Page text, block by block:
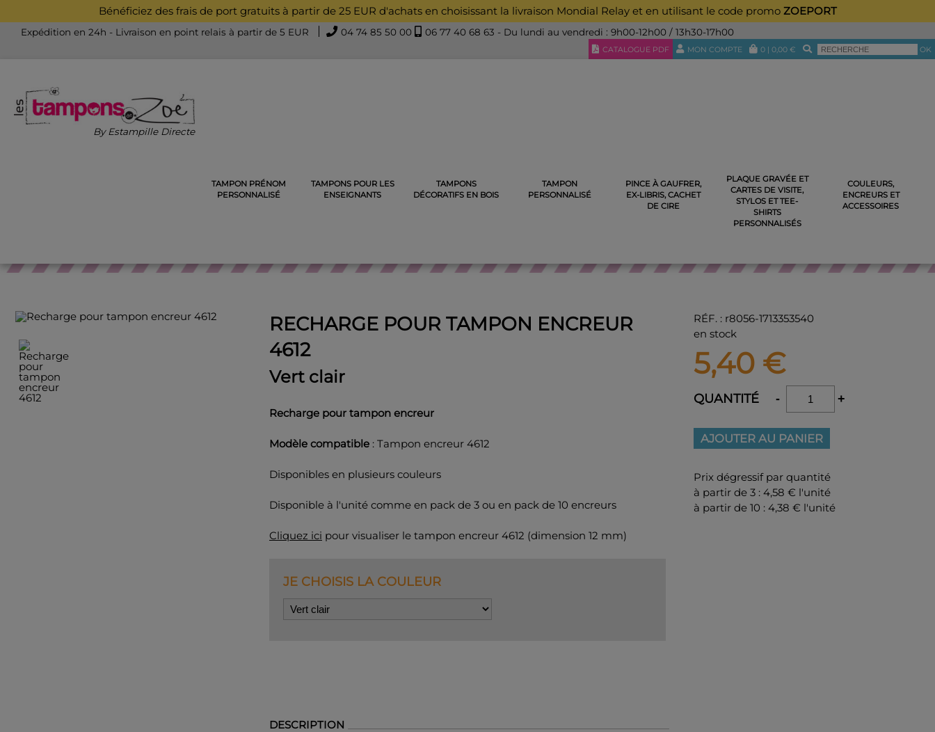
Bénéficiez des frais de port gratuits à partir de 25 EUR d'achats en choisissant la livraison Mondial Relay et en utilisant le code promo ZOEPORT
Expédition en 24h - Livraison en point relais à partir de 5 EUR 04 74 85 50 00 06 77 40 68 63 - Du lundi au vendredi : 9h00-12h00 / 13h30-17h00
CATALOGUE PDF MON COMPTE 0 | 0,00 € OK
By Estampille Directe
TAMPON PRÉNOM
PERSONNALISÉ
TAMPONS POUR LES
ENSEIGNANTS
TAMPONS
DÉCORATIFS EN BOIS
TAMPON
PERSONNALISÉ
PINCE À GAUFRER,
EX-LIBRIS, CACHET
DE CIRE
PLAQUE GRAVÉE ET
CARTES DE VISITE,
STYLOS ET TEE-
SHIRTS
PERSONNALISÉS
COULEURS,
ENCREURS ET
ACCESSOIRES
COULEURS, ENCREURS ET ACCESSOIRES RECHARGE TAMPON ENCREUR RECHARGE POUR TAMPON ENCREUR 4612
RECHARGE POUR TAMPON ENCREUR
4612
Vert clair
Recharge pour tampon encreur
Modèle compatible : Tampon encreur 4612
Disponibles en plusieurs couleurs
Disponible à l'unité comme en pack de 3 ou en pack de 10 encreurs
Cliquez ici pour visualiser le tampon encreur 4612 (dimension 12 mm)
JE CHOISIS LA COULEUR
RÉF. : r8056-1713353540
en stock
5,40 €
QUANTITÉ - +
AJOUTER AU PANIER
Prix dégressif par quantité
à partir de 3 : 4,58 € l'unité
à partir de 10 : 4,38 € l'unité
DESCRIPTION